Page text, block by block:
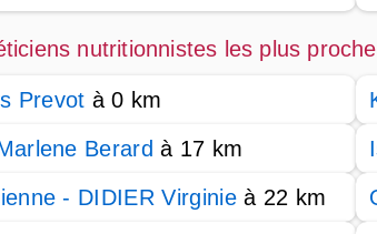
nutritionnistes les plus
Prevot à 0 km
Berard à 17 km
- DIDIER Virginieà 22 km